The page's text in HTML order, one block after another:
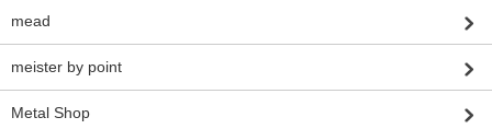
mead
meister by point
Metal Shop